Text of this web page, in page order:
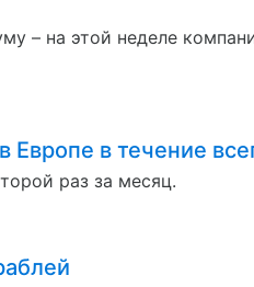
– на этой неделе
в течение
раз за месяц.